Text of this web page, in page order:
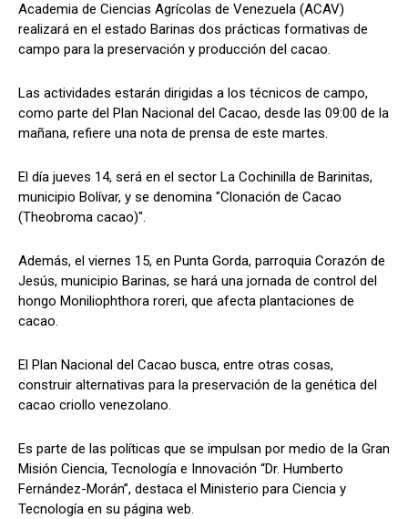
Academia de Ciencias Agrícolas de Venezuela (ACAV)
realizará en el estado Barinas dos prácticas formativas de
campo para la preservación y producción del cacao.
Las actividades estarán dirigidas a los técnicos de campo,
como parte del Plan Nacional del Cacao, desde las 09:00 de la
mañana, refiere una nota de prensa de este martes.
El día jueves 14, será en el sector La Cochinilla de Barinitas,
municipio Bolívar, y se denomina "Clonación de Cacao
(Theobroma cacao)".
Además, el viernes 15, en Punta Gorda, parroquia Corazón de
Jesús, municipio Barinas, se hará una jornada de control del
hongo Moniliophthora roreri, que afecta plantaciones de
cacao.
El Plan Nacional del Cacao busca, entre otras cosas,
construir alternativas para la preservación de la genética del
cacao criollo venezolano.
Es parte de las políticas que se impulsan por medio de la Gran
Misión Ciencia, Tecnología e Innovación “Dr. Humberto
Fernández-Morán”, destaca el Ministerio para Ciencia y
Tecnología en su página web.